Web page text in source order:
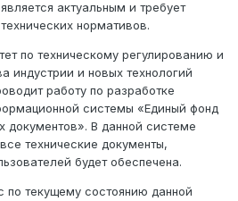
актуальным и требует
нормативов.
по техническому регулированию и
индустрии и новых технологий
работу по разработке
системы «Единый фонд
документов». В данной системе
технические документы,
будет обеспечена.
по текущему состоянию данной